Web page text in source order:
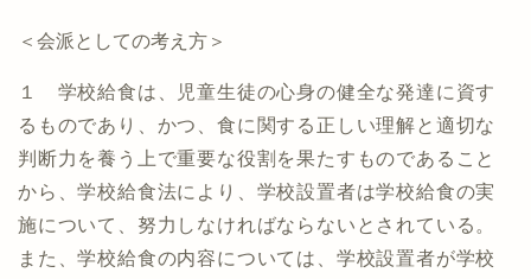
＜会派としての考え方＞
１ 学校給食は、児童生徒の心身の健全な発達に資す
るものであり、かつ、食に関する正しい理解と適切な
判断力を養う上で重要な役割を果たすものであること
から、学校給食法により、学校設置者は学校給食の実
施について、努力しなければならないとされている。
また、学校給食の内容については、学校設置者が学校